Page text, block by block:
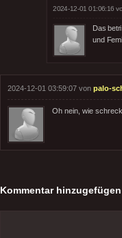
2024-12-01 01:06:16
Das
und
2024-12-01 03:59:07 von palo-
Oh nein, wie
Kommentar hinzugefügen